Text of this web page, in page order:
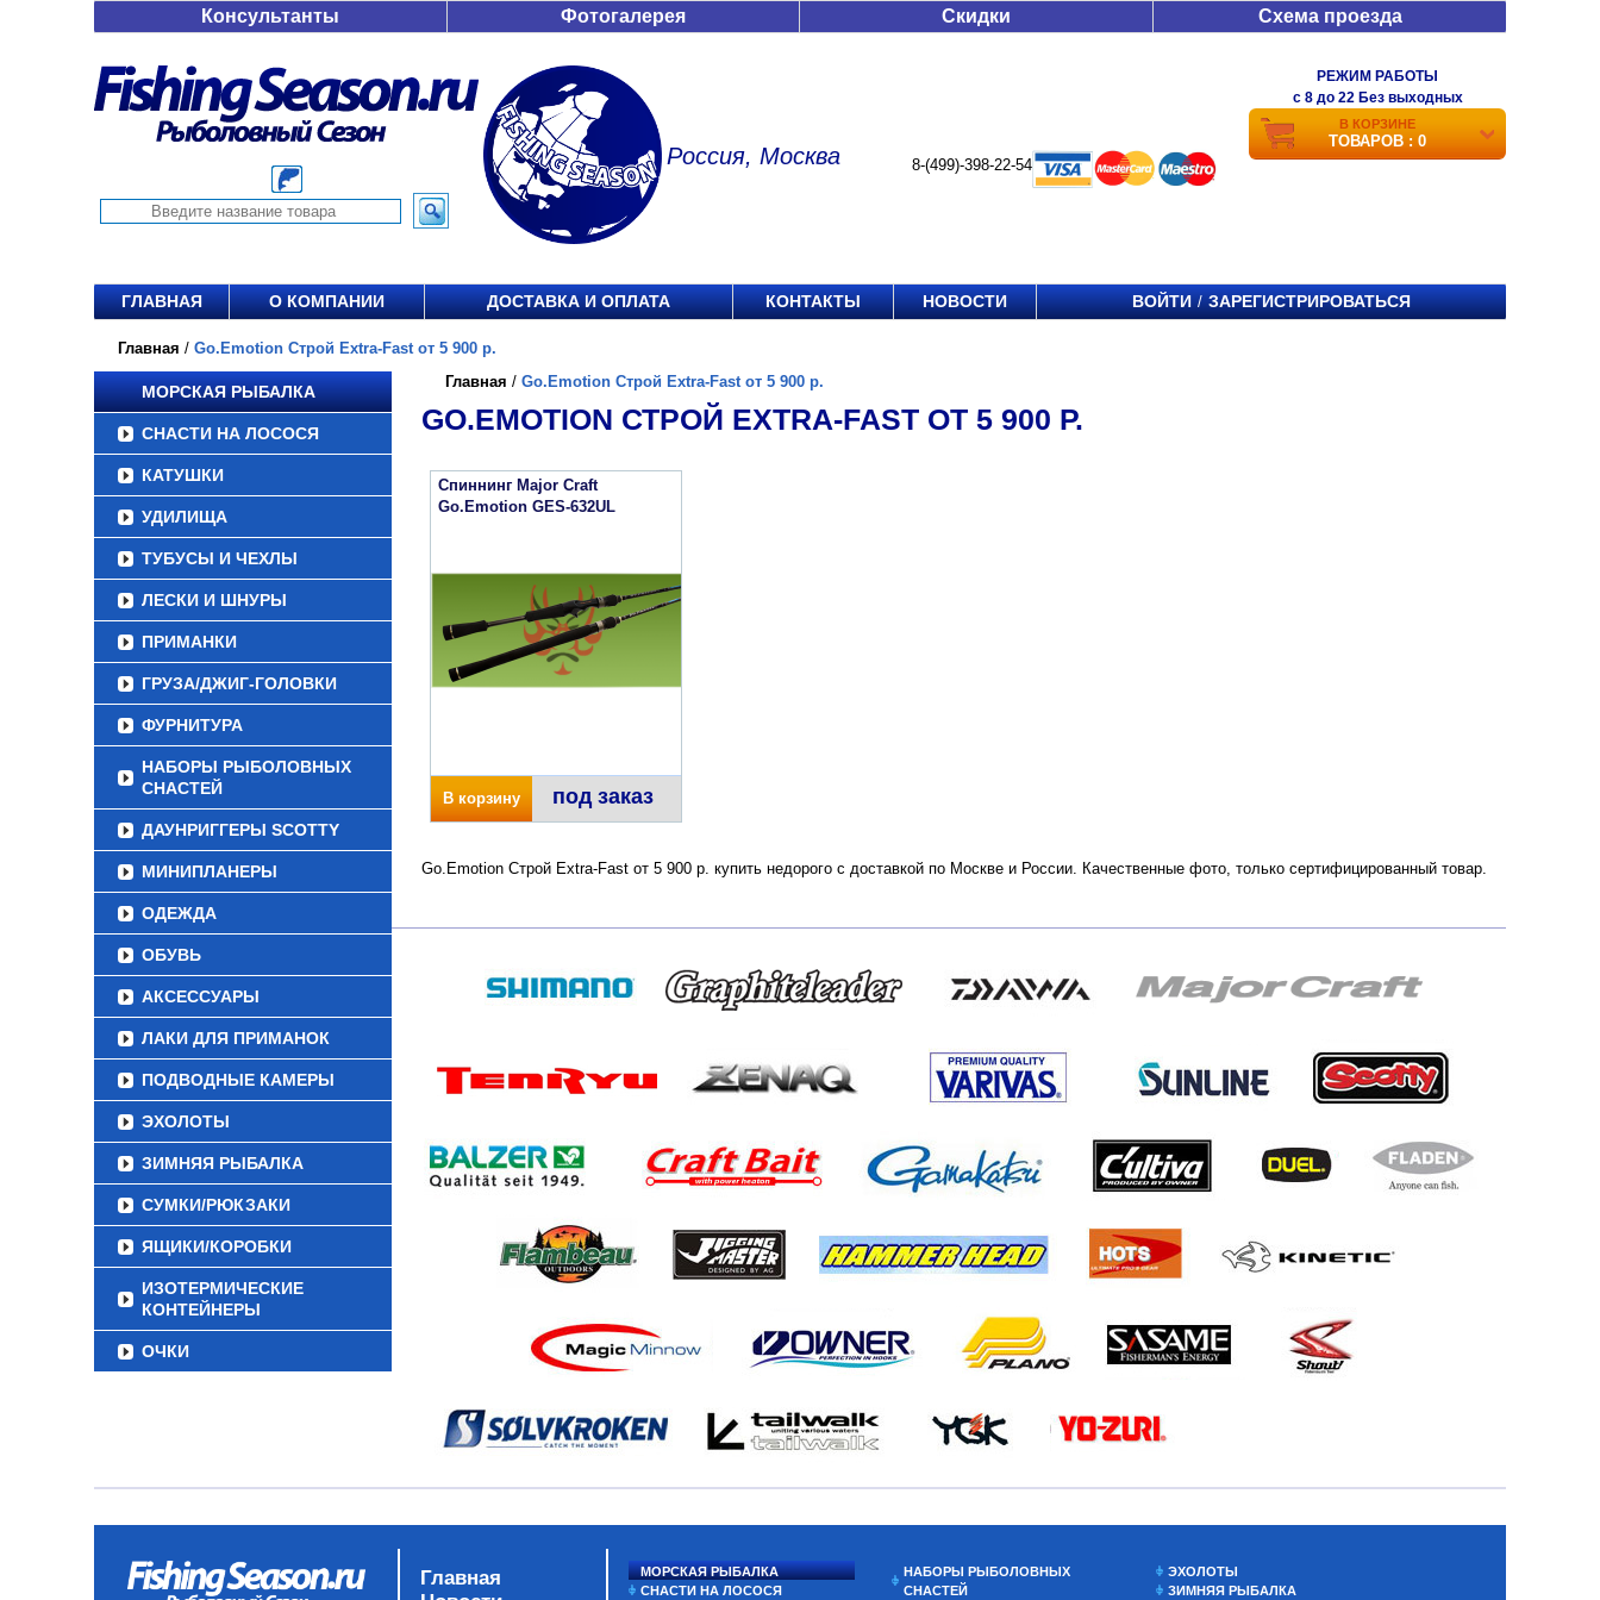
Консультанты Фотогалерея Скидки Схема проезда
Россия, Москва 8-(499)-398-22-54
РЕЖИМ РАБОТЫ
c 8 до 22 Без выходных
В КОРЗИНЕ
ТОВАРОВ : 0
ГЛАВНАЯ О КОМПАНИИ ДОСТАВКА И ОПЛАТА КОНТАКТЫ НОВОСТИ ВОЙТИ / ЗАРЕГИСТРИРОВАТЬСЯ
Главная / Go.Emotion Строй Extra-Fast от 5 900 р.
МОРСКАЯ РЫБАЛКА
СНАСТИ НА ЛОСОСЯ
КАТУШКИ
УДИЛИЩА
ТУБУСЫ И ЧЕХЛЫ
ЛЕСКИ И ШНУРЫ
ПРИМАНКИ
ГРУЗА/ДЖИГ-ГОЛОВКИ
ФУРНИТУРА
НАБОРЫ РЫБОЛОВНЫХ
СНАСТЕЙ
ДАУНРИГГЕРЫ SCOTTY
МИНИПЛАНЕРЫ
ОДЕЖДА
ОБУВЬ
АКСЕССУАРЫ
ЛАКИ ДЛЯ ПРИМАНОК
ПОДВОДНЫЕ КАМЕРЫ
ЭХОЛОТЫ
ЗИМНЯЯ РЫБАЛКА
СУМКИ/РЮКЗАКИ
ЯЩИКИ/КОРОБКИ
ИЗОТЕРМИЧЕСКИЕ
КОНТЕЙНЕРЫ
ОЧКИ
Главная / Go.Emotion Строй Extra-Fast от 5 900 р.
GO.EMOTION СТРОЙ EXTRA-FAST ОТ 5 900 Р.
Спиннинг Major Craft
Go.Emotion GES-632UL
В корзину под заказ
Go.Emotion Строй Extra-Fast от 5 900 р. купить недорого с доставкой по Москве и России. Качественные фото, только сертифицированный товар.
Главная
МОРСКАЯ РЫБАЛКА
СНАСТИ НА ЛОСОСЯ
НАБОРЫ РЫБОЛОВНЫХ
СНАСТЕЙ
ЭХОЛОТЫ
ЗИМНЯЯ РЫБАЛКА